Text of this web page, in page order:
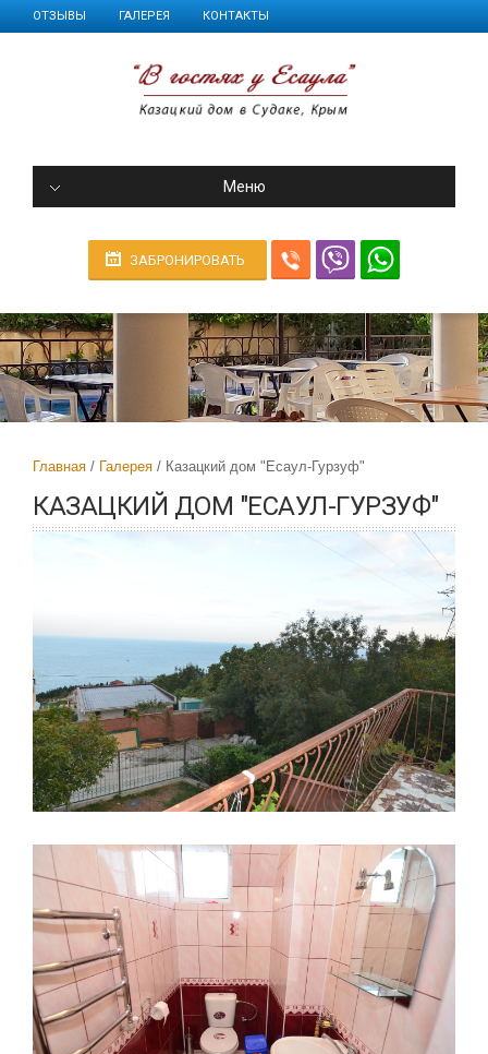
ОТЗЫВЫ ГАЛЕРЕЯ КОНТАКТЫ
Меню
ЗАБРОНИРОВАТЬ
Главная Галерея Казацкий дом "Есаул-Гурзуф"
КАЗАЦКИЙ ДОМ "ЕСАУЛ-ГУРЗУФ"